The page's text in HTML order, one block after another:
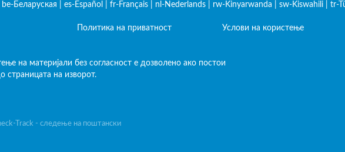
be-Беларуская es-Español fr-Français nl-Nederlands rw-Kinyarwanda sw-Kiswahili tr-
Политика на приватност Услови на користење
на материјали без согласност е дозволено ако постои
страницата на изворот.
Track - следење на поштански